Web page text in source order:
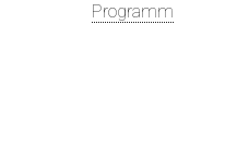
Programm